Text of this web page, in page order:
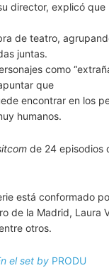
director, explicó
de teatro,
juntas.
como
que
encontrar en los
humanos.
de 24 episodios
está conformado
de la Madrid, Laura
otros.
el set by PRODU